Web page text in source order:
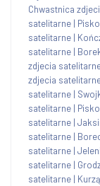
Chwastnica
satelitarne |
satelitarne |
satelitarne |
zdjecia
zdjecia
satelitarne |
satelitarne |
satelitarne |
satelitarne |
satelitarne |
satelitarne |
satelitarne |